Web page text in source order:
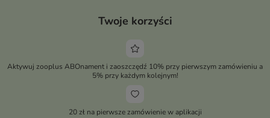
Twoje korzyści
Aktywuj zooplus ABOnament i zaoszczędź 10% przy pierwszym zamówieniu a
5% przy każdym kolejnym!
20 zł na pierwsze zamówienie w aplikacji